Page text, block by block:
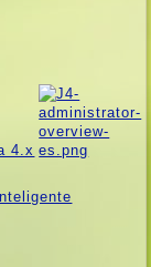
4.x